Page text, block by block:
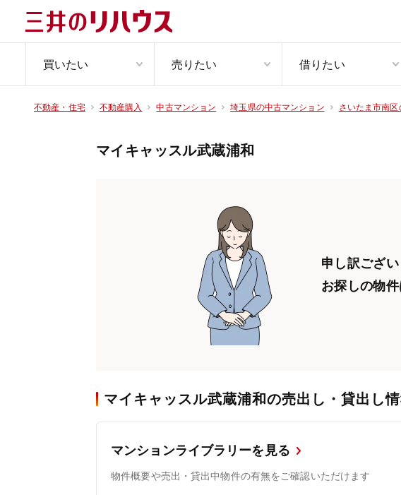
買いたい 売りたい 借りたい
不動産・住宅 不動産購入 中古マンション 埼玉県の中古マンション さいたま市南
マイキャッスル武蔵浦和
申し訳ござい
お探しの物件
マイキャッスル武蔵浦和の売出し・貸出し
マンションライブラリーを見る
物件概要や売出・貸出中物件の有無をご確認いただけます